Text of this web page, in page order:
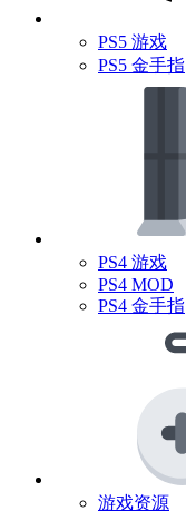
PS5 游戏
PS5 金手指
PS4 游戏
PS4 MOD
PS4 金手指
游戏资源